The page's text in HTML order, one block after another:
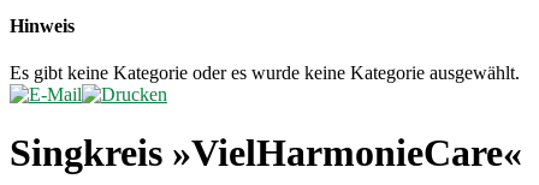
Hinweis
Es gibt keine Kategorie oder es wurde keine Kategorie ausgewählt.
Singkreis »VielHarmonieCare«